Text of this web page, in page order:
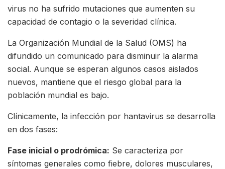
virus no ha sufrido mutaciones que aumenten su
capacidad de contagio o la severidad clínica.
La Organización Mundial de la Salud (OMS) ha
difundido un comunicado para disminuir la alarma
social. Aunque se esperan algunos casos aislados
nuevos, mantiene que el riesgo global para la
población mundial es bajo.
Clínicamente, la infección por hantavirus se desarrolla
en dos fases:
Fase inicial o prodrómica: Se caracteriza por
síntomas generales como fiebre, dolores musculares,